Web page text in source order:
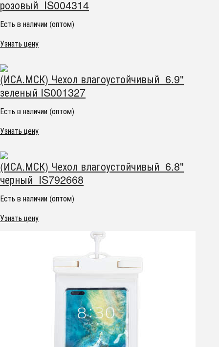
розовый IS004314
Есть в наличии (оптом)
Узнать цену
(ИСА.МСК) Чехол влагоустойчивый 6.9"
зеленый IS001327
Есть в наличии (оптом)
Узнать цену
(ИСА.МСК) Чехол влагоустойчивый 6.8"
черный IS792668
Есть в наличии (оптом)
Узнать цену